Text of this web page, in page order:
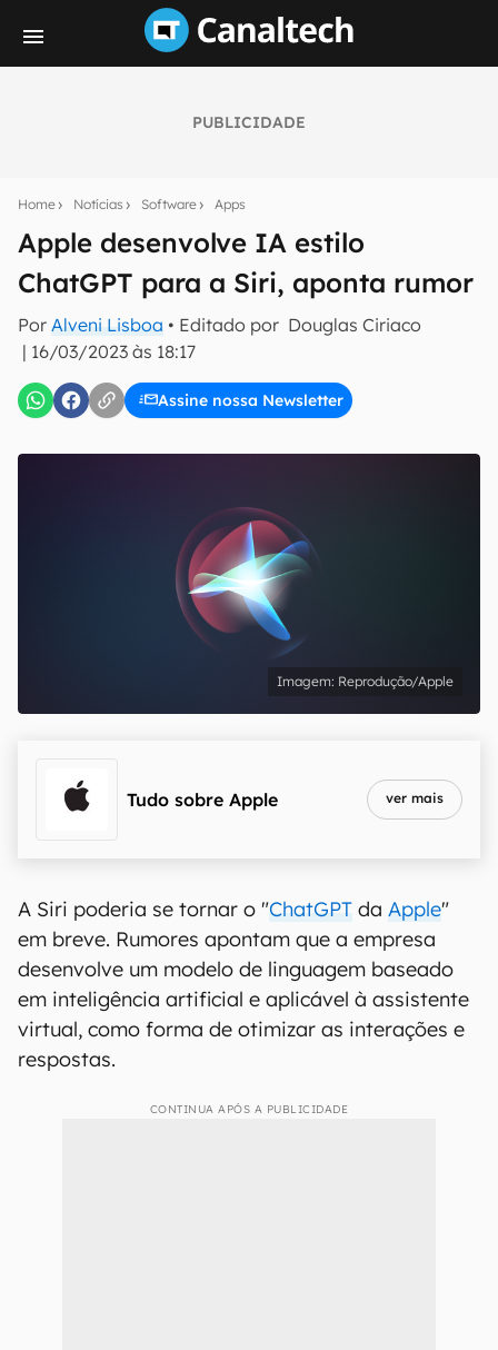
PUBLICIDADE
Home Notícias Software Apps
Apple desenvolve IA estilo
ChatGPT para a Siri, aponta rumor
Por Alveni Lisboa • Editado por Douglas Ciriaco
| 16/03/2023 às 18:17
Assine nossa Newsletter
notícias e reviews sobre tecnologia em primeira
mão.
E-mail
Reprodução/Apple
Tudo sobre Apple ver mais
A Siri poderia se tornar o "ChatGPT da Apple"
em breve. Rumores apontam que a empresa
desenvolve um modelo de linguagem baseado
em inteligência artificial e aplicável à assistente
virtual, como forma de otimizar as interações e
respostas.
CONTINUA APÓS A PUBLICIDADE